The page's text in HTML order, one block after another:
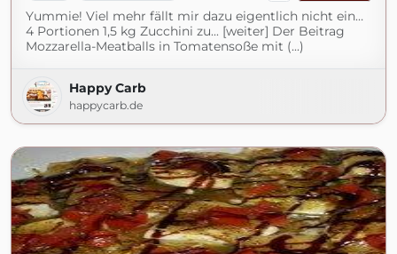
Yummie! Viel mehr fällt mir dazu eigentlich nicht ein…
4 Portionen 1,5 kg Zucchini zu... [weiter] Der Beitrag
Mozzarella-Meatballs in Tomatensoße mit (...)
Happy Carb
happycarb.de